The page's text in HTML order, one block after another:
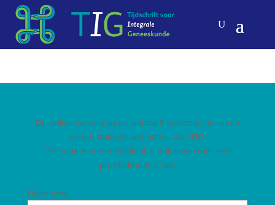
De online versie van de laatste 8 nummers is alleen
voor betalende abonnees van TIG.
De oudere nummers kunt u ook lezen met een
proeflidmaatschap:
Username